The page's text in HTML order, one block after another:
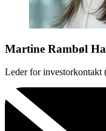
Martine Rambøl
Leder for investorkontakt